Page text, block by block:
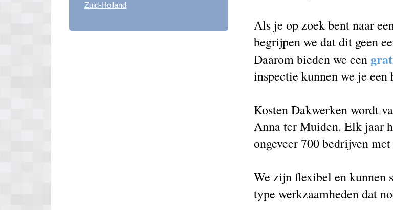
Zuid-Holland
Als je op zoek bent naar
begrijpen we dat dit geen
Daarom bieden we een
inspectie kunnen we je
Kosten Dakwerken wordt
Anna ter Muiden. Elk jaar
ongeveer 700 bedrijven
We zijn flexibel en kunnen
type werkzaamheden dat